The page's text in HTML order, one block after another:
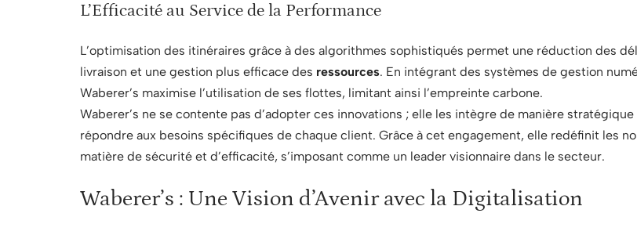
L’Efficacité au Service de la Performance
L’optimisation des itinéraires grâce à des algorithmes sophistiqués permet une réduction des
livraison et une gestion plus efficace des ressources. En intégrant des systèmes de gestion
Waberer’s maximise l’utilisation de ses flottes, limitant ainsi l’empreinte carbone.
Waberer’s ne se contente pas d’adopter ces innovations ; elle les intègre de manière
répondre aux besoins spécifiques de chaque client. Grâce à cet engagement, elle redéfinit les
matière de sécurité et d’efficacité, s’imposant comme un leader visionnaire dans le secteur.
Waberer’s : Une Vision d’Avenir avec la Digitalisation